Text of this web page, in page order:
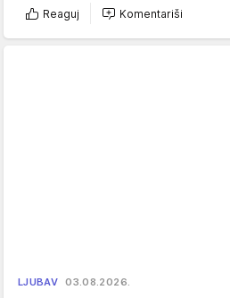
Reaguj Komentariši
LJUBAV 03.08.2026.